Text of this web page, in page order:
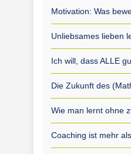
Motivation: Was
Unliebsames lieben
Ich will, dass ALLE
Die Zukunft des
Wie man lernt ohne
Coaching ist mehr